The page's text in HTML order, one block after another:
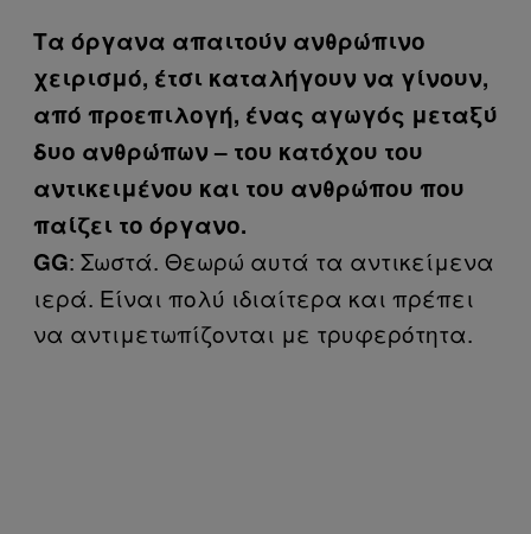
Τα όργανα απαιτούν ανθρώπινο
χειρισμό, έτσι καταλήγουν να γίνουν,
από προεπιλογή, ένας αγωγός μεταξύ
δυο ανθρώπων – του κατόχου του
αντικειμένου και του ανθρώπου που
παίζει το όργανο.
GG: Σωστά. Θεωρώ αυτά τα αντικείμενα
ιερά. Είναι πολύ ιδιαίτερα και πρέπει
να αντιμετωπίζονται με τρυφερότητα.